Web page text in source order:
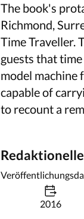
The book's
Richmond,
Time Traveller.
guests that
model machine
capable of
to recount a
2016